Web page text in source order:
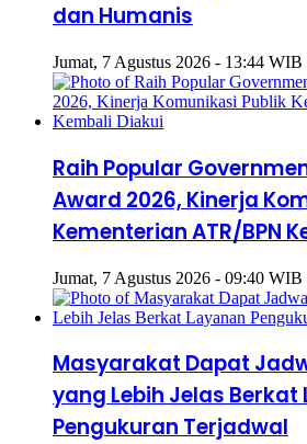
dan Humanis
Jumat, 7 Agustus 2026 - 13:44 WIB
Raih Popular
Award 2026, Kinerja
Kementerian ATR/BPN
Jumat, 7 Agustus 2026 - 09:40 WIB
Masyarakat Dapat
yang Lebih Jelas Berkat
Pengukuran Terjadwal